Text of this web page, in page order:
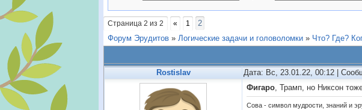
Страница 2 из 2 « 1
2
Форум Эрудитов » Логические задачи и головоломки » Что? Где?
Rostislav Дата: Вс, 23.01.22, 00:12 |
Фигаро, Трамп, но Никсон
Сова - символ мудрости, знаний и